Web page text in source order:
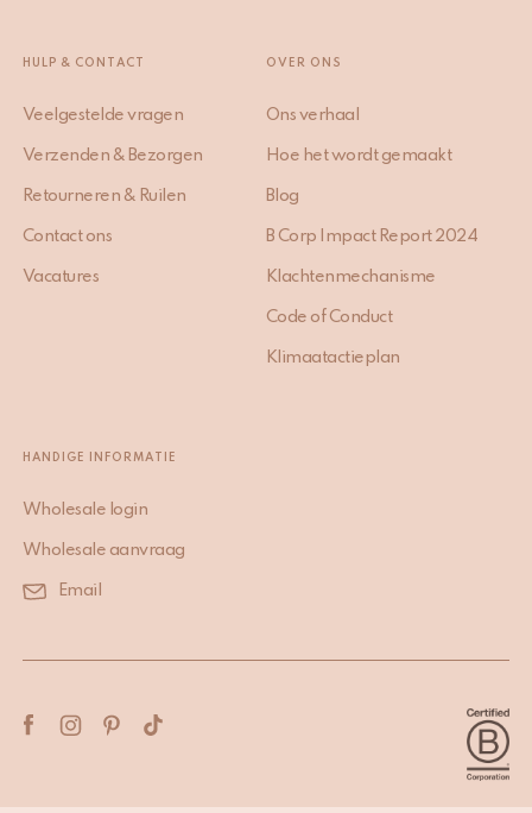
HULP & CONTACT
Veelgestelde vragen
Verzenden & Bezorgen
Retourneren & Ruilen
Contact ons
Vacatures
OVER ONS
Ons verhaal
Hoe het wordt gemaakt
Blog
B Corp Impact Report 2024
Klachtenmechanisme
Code of Conduct
Klimaatactieplan
HANDIGE INFORMATIE
Wholesale login
Wholesale aanvraag
Email